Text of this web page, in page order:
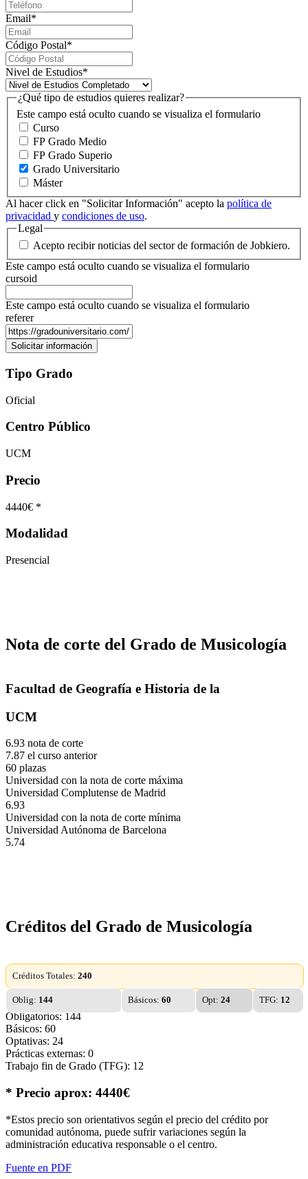
Email*
Código Postal*
Nivel de Estudios*
Este campo está oculto cuando se visualiza el formulario
¿Qué tipo de estudios quieres realizar?
Curso
FP Grado Medio
FP Grado Superio
Grado Universitario
Máster
Al hacer click en "Solicitar Información" acepto la política de
privacidad y condiciones de uso.
Legal
Acepto recibir noticias del sector de formación de Jobkiero.
Este campo está oculto cuando se visualiza el formulario
cursoid
Este campo está oculto cuando se visualiza el formulario
referer
Tipo Grado
Oficial
Centro Público
UCM
Precio
4440€ *
Modalidad
Presencial
Nota de corte del Grado de Musicología
Facultad de Geografía e Historia de la
UCM
6.93 nota de corte
7.87 el curso anterior
60 plazas
Universidad con la nota de corte máxima
Universidad Complutense de Madrid
6.93
Universidad con la nota de corte mínima
Universidad Autónoma de Barcelona
5.74
Créditos del Grado de Musicología
Créditos Totales: 240
Oblig: 144 Básicos:60 Opt:24 TFG: 12
Obligatorios: 144
Básicos: 60
Optativas: 24
Prácticas externas: 0
Trabajo fin de Grado (TFG): 12
* Precio aprox: 4440€
*Estos precio son orientativos según el precio del crédito por
comunidad autónoma, puede sufrir variaciones según la
administración educativa responsable o el centro.
Fuente en PDF